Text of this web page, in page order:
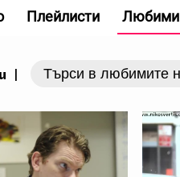
|
Плейлисти Любими